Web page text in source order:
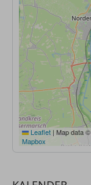
Leaflet | Map data ©
Mapbox